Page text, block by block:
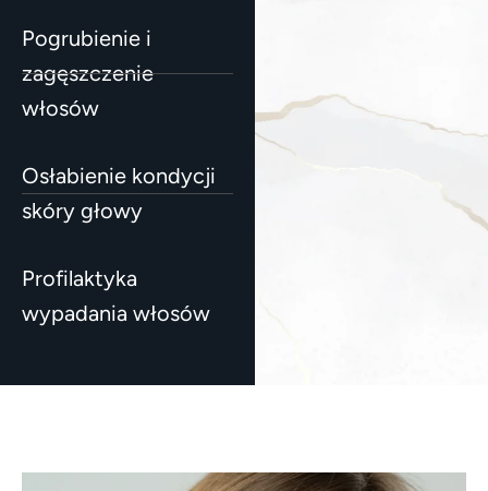
Pogrubienie i
zagęszczenie
włosów
Osłabienie kondycji
skóry głowy
Profilaktyka
wypadania włosów